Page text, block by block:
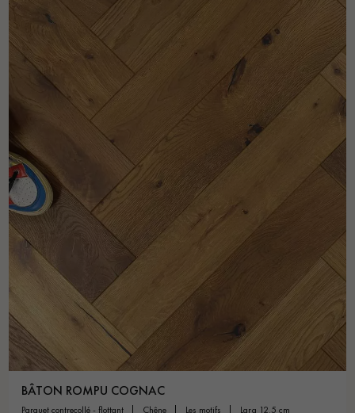
BÂTON ROMPU COGNAC
parquet contrecollé - flottant chêne les motifs larg 12.5 cm